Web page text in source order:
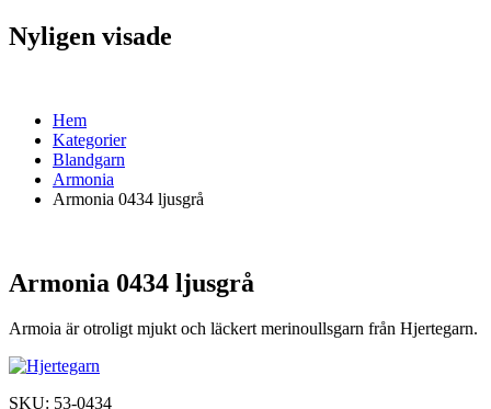
Nyligen visade
Hem
Kategorier
Blandgarn
Armonia
Armonia 0434 ljusgrå
Armonia 0434 ljusgrå
Armoia är otroligt mjukt och läckert merinoullsgarn från Hjertegarn.
SKU: 53-0434